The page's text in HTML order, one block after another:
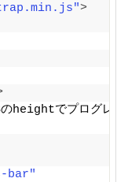
>
heightでプログレ
bar"